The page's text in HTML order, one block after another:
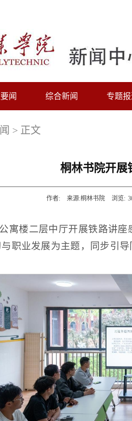
闻 综合新闻 专题
> 正文
桐林书院开展
作者: 来源:桐林书院 浏览:
寓楼二层中厅开展铁路讲
职业发展为主题，同步引